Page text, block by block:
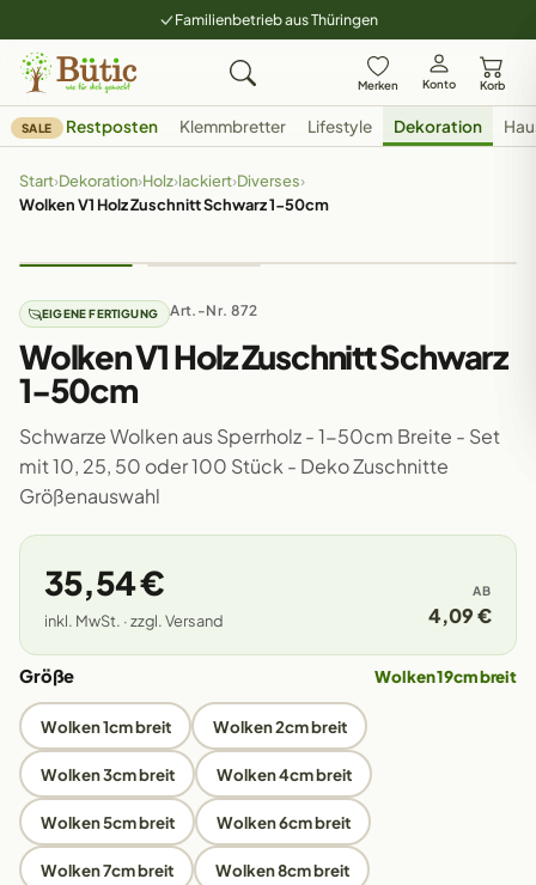
Familienbetrieb aus Thüringen
Merken Konto Korb
SALE Restposten Klemmbretter Lifestyle Dekoration
Start›Dekoration›Holz›lackiert›Diverses›
Wolken V1 Holz Zuschnitt Schwarz 1-50cm
EIGENE FERTIGUNG Art.-Nr. 872
Wolken V1 Holz Zuschnitt Schwarz
1-50cm
Schwarze Wolken aus Sperrholz - 1-50cm Breite - Set
mit 10, 25, 50 oder 100 Stück - Deko Zuschnitte
Größenauswahl
35,54 €
inkl. MwSt. · zzgl. Versand
AB
4,09 €
Größe Wolken 19cm breit
Wolken 1cm breit Wolken 2cm breit
Wolken 3cm breit Wolken 4cm breit
Wolken 5cm breit Wolken 6cm breit
Wolken 7cm breit Wolken 8cm breit